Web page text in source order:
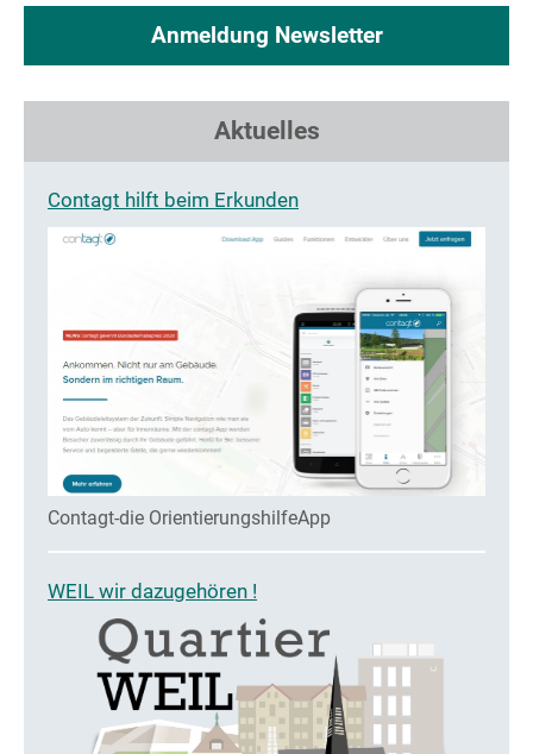
Anmeldung Newsletter
Aktuelles
Contagt hilft beim Erkunden
Contagt-die OrientierungshilfeApp
WEIL wir dazugehören !